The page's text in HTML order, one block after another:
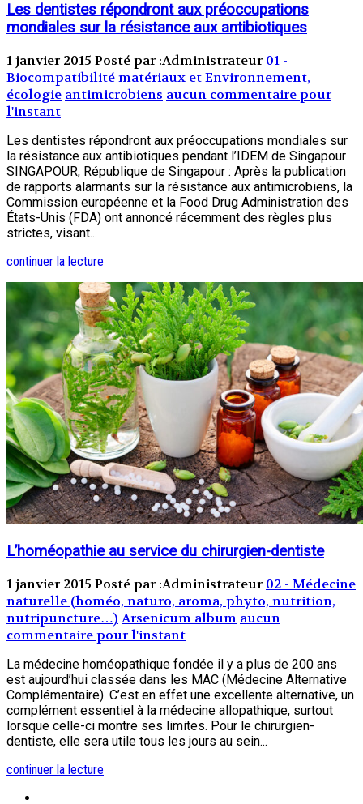
Les dentistes répondront aux préoccupations
mondiales sur la résistance aux antibiotiques
1 janvier 2015 Posté par :Administrateur 01 -
Biocompatibilité matériaux et Environnement,
écologie antimicrobiens aucun commentaire pour
l'instant
Les dentistes répondront aux préoccupations mondiales sur
la résistance aux antibiotiques pendant l’IDEM de Singapour
SINGAPOUR, République de Singapour : Après la publication
de rapports alarmants sur la résistance aux antimicrobiens, la
Commission européenne et la Food Drug Administration des
États-Unis (FDA) ont annoncé récemment des règles plus
strictes, visant...
continuer la lecture
L’homéopathie au service du chirurgien-dentiste
1 janvier 2015 Posté par :Administrateur 02 - Médecine
naturelle (homéo, naturo, aroma, phyto, nutrition,
nutripuncture…) Arsenicum album aucun
commentaire pour l'instant
La médecine homéopathique fondée il y a plus de 200 ans
est aujourd’hui classée dans les MAC (Médecine Alternative
Complémentaire). C’est en effet une excellente alternative, un
complément essentiel à la médecine allopathique, surtout
lorsque celle-ci montre ses limites. Pour le chirurgien-
dentiste, elle sera utile tous les jours au sein...
continuer la lecture